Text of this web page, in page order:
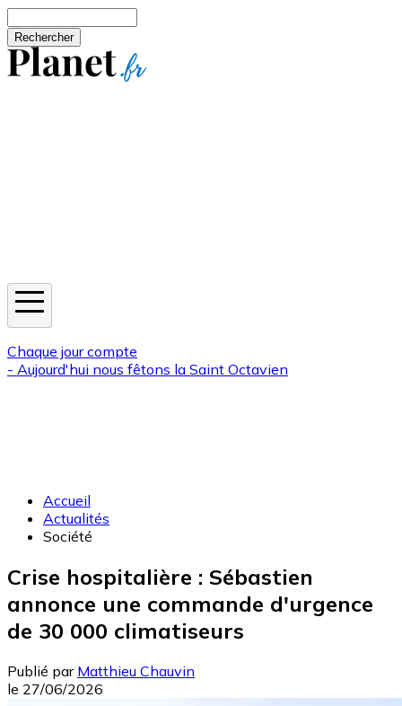
Chaque jour compte
- Aujourd'hui nous fêtons la Saint Octavien
Accueil
Actualités
Société
Crise hospitalière : Sébastien
annonce une commande d'urgence
de 30 000 climatiseurs
Publié par Matthieu Chauvin
le 27/06/2026